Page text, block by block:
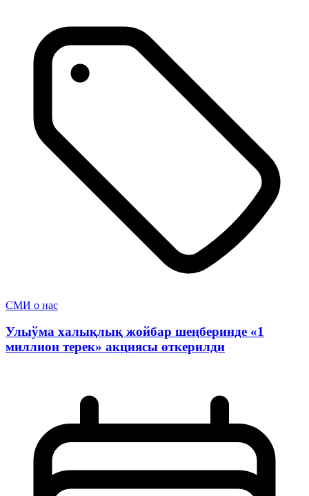
СМИ о нас
Улыўма халықлық жойбар шеңберинде «1
миллион терек» акциясы өткерилди